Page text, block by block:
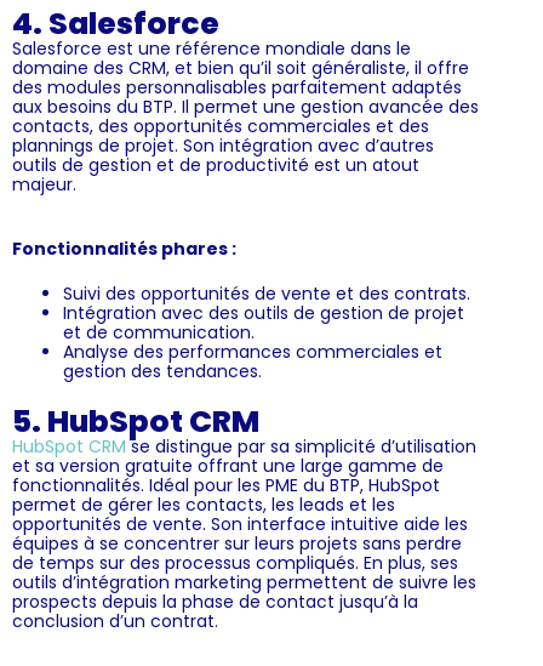
4. Salesforce
Salesforce est une référence mondiale dans le
domaine des CRM, et bien qu’il soit généraliste, il offre
des modules personnalisables parfaitement adaptés
aux besoins du BTP. Il permet une gestion avancée des
contacts, des opportunités commerciales et des
plannings de projet. Son intégration avec d’autres
outils de gestion et de productivité est un atout
majeur.
Fonctionnalités phares :
Suivi des opportunités de vente et des contrats.
Intégration avec des outils de gestion de projet
et de communication.
Analyse des performances commerciales et
gestion des tendances.
5. HubSpot CRM
HubSpot CRM se distingue par sa simplicité d’utilisation
et sa version gratuite offrant une large gamme de
fonctionnalités. Idéal pour les PME du BTP, HubSpot
permet de gérer les contacts, les leads et les
opportunités de vente. Son interface intuitive aide les
équipes à se concentrer sur leurs projets sans perdre
de temps sur des processus compliqués. En plus, ses
outils d’intégration marketing permettent de suivre les
prospects depuis la phase de contact jusqu’à la
conclusion d’un contrat.